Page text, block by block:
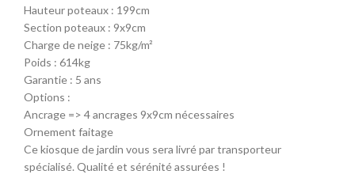
Hauteur poteaux : 199cm
Section poteaux : 9x9cm
Charge de neige : 75kg/m²
Poids : 614kg
Garantie : 5 ans
Options :
Ancrage => 4 ancrages 9x9cm nécessaires
Ornement faitage
Ce kiosque de jardin vous sera livré par transporteur
spécialisé. Qualité et sérénité assurées !